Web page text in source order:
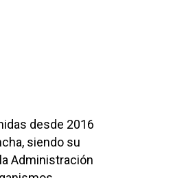
desde 2016
siendo su
Administración